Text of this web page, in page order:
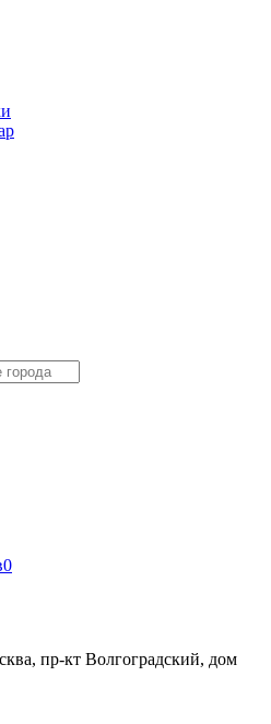
0
пр-кт Волгоградский, дом